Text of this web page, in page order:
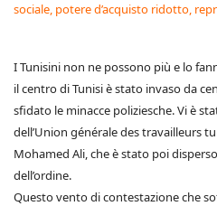
sociale, potere d’acquisto ridotto,
I Tunisini non ne possono più e lo
il centro di Tunisi è stato invaso da
sfidato le minacce poliziesche. Vi è
dell’Union générale des travailleurs
Mohamed Ali, che è stato poi
dell’ordine.
Questo vento di contestazione che